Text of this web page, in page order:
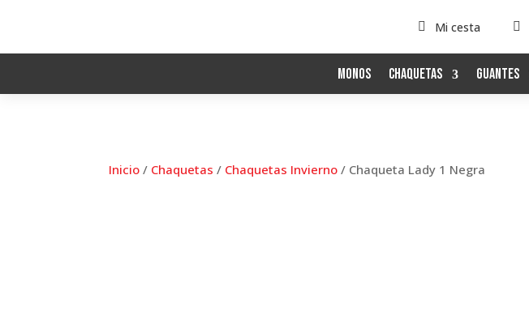
 Mi cesta 
Monos Chaquetas Guantes
Inicio / Chaquetas / Chaquetas Invierno / Chaqueta Lady 1 Negra